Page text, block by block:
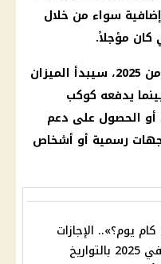
سواء من خلال
مؤجلاً.
وأضافت أن طوال النصف الثاني من 2025، سيبدأ الميزان
يدفعه كوكب
أو الحصول على دعم
رسمية أو أشخاص
يوم؟».. الإجازات
الرسمية المتبقية في 2025 بالتواريخ